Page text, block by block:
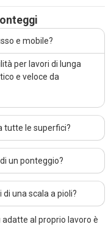
e mobile?
per lavori di lunga
e veloce da
tutte le superfici?
un ponteggio?
una scala a pioli?
al proprio lavoro è